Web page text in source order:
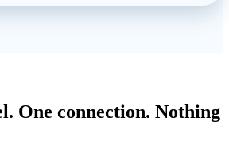
One connection. Nothing